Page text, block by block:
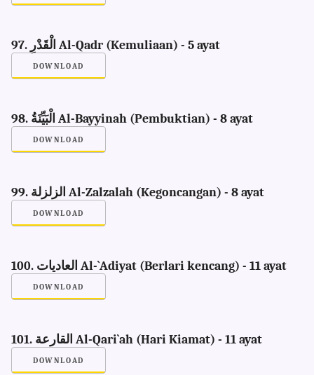
97. الْقَدْرِ Al-Qadr (Kemuliaan) - 5 ayat
DOWNLOAD
98. الْبَيِّنَةُ Al-Bayyinah (Pembuktian) - 8 ayat
DOWNLOAD
99. الزلزلة Al-Zalzalah (Kegoncangan) - 8 ayat
DOWNLOAD
100. العاديات Al-`Adiyat (Berlari kencang) - 11 ayat
DOWNLOAD
101. القارعة Al-Qari`ah (Hari Kiamat) - 11 ayat
DOWNLOAD